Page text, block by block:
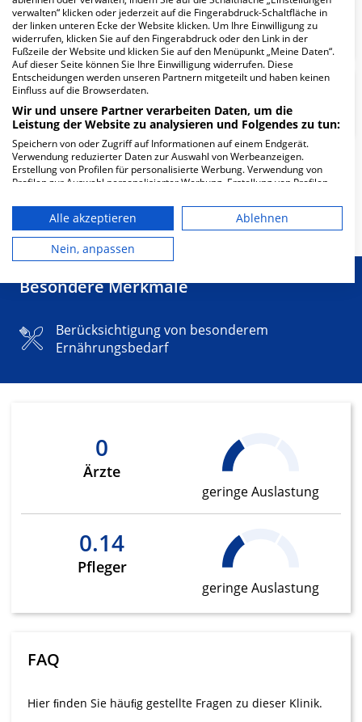
Klinik für Allgemein- und
Viszeralchirurgie
Gefäßchirurgie und
Endovaskuläre Chirurgie
WeitereFachabteilungen 3
Mehr Informationen
Besondere Merkmale
Berücksichtigung von besonderem
Ernährungsbedarf
0
Ärzte
geringe Auslastung
0.14
Pfleger
geringe Auslastung
FAQ
Hier ﬁnden Sie häuﬁg gestellte Fragen zu dieser Klinik.
verwalten“ klicken oder jederzeit auf die Fingerabdruck-Schaltfläche in
der linken unteren Ecke der Website klicken. Um Ihre Einwilligung zu
widerrufen, klicken Sie auf den Fingerabdruck oder den Link in der
Fußzeile der Website und klicken Sie auf den Menüpunkt „Meine Daten“.
Auf dieser Seite können Sie Ihre Einwilligung widerrufen. Diese
Entscheidungen werden unseren Partnern mitgeteilt und haben keinen
Einfluss auf die Browserdaten.
Wir und unsere Partner verarbeiten Daten, um die
Leistung der Website zu analysieren und Folgendes zu tun:
Speichern von oder Zugriff auf Informationen auf einem Endgerät.
Verwendung reduzierter Daten zur Auswahl von Werbeanzeigen.
Erstellung von Profilen für personalisierte Werbung. Verwendung von
Profilen zur Auswahl personalisierter Werbung. Erstellung von Profilen
personalisierter Inhalte. Messung der Werbeleistung. Messung der
Performance von Inhalten. Analyse von Zielgruppen durch Statistiken
oder Kombinationen von Daten aus verschiedenen Quellen. Entwicklung
und Verbesserung der Angebote. Verwendung reduzierter Daten zur
Auswahl von Inhalten.
die USA gesendet werden.
Partnerliste anzeigen (1 IAB-Anbieter)
Wir nutzen Ihre Daten für folgende Zwecke:
Verwendung reduzierter Daten zur Auswahl
von Werbeanzeigen
Erstellung von Profilen für personalisierte
Werbung
Verwendung von Profilen zur Auswahl
personalisierter Werbung
Erstellung von Profilen zur Personalisierung
personalisierter Inhalte
Alle akzeptieren
Ablehnen
Nein, anpassen